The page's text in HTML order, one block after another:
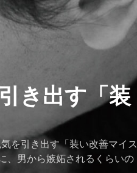
き出す「装
を引き出す「装い改善マイス
、男から嫉妬されるくらいの